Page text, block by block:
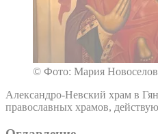
© Фото: Мария
Александро-Невский храм в
православных храмов,